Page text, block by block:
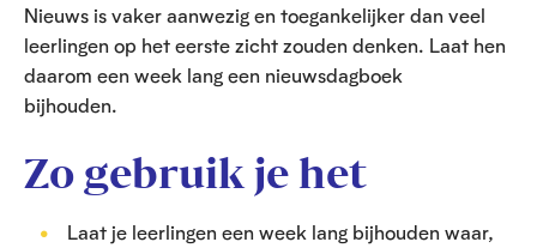
Nieuws is vaker aanwezig en toegankelijker dan veel
leerlingen op het eerste zicht zouden denken. Laat hen
daarom een week lang een nieuwsdagboek
bijhouden.
Zo gebruik je het
Laat je leerlingen een week lang bijhouden waar,